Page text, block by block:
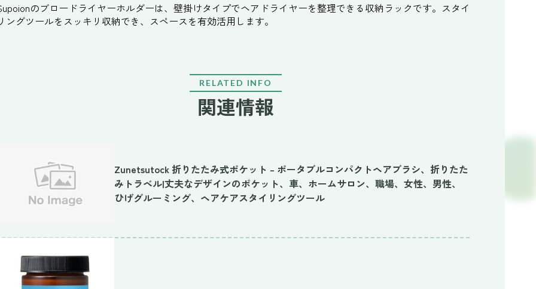
のブロードライヤーホルダーは、壁掛けタイプでヘアドライヤーを整理できる収納ラックです。スタイ
ングツールをスッキリ収納でき、スペースを有効活用します。
RELATED INFO
関連情報
Zunetsutock 折りたたみ式ポケット – ポータブルコンパクトヘアブラシ、折りたた
みトラベル|丈夫なデザインのポケット、車、ホームサロン、職場、女性、男性、
ひげグルーミング、ヘアケアスタイリングツール